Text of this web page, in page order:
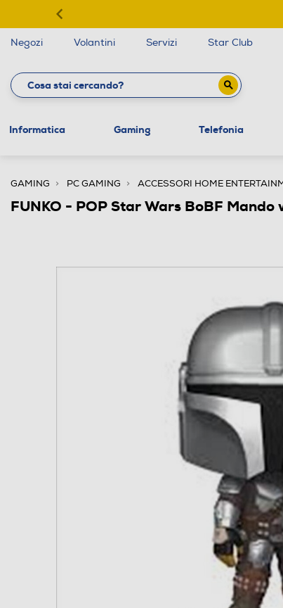
Negozi Volantini Servizi Star Club
Informatica Gaming Telefonia
GAMING PC GAMING ACCESSORI HOME
FUNKO - POP Star Wars BoBF